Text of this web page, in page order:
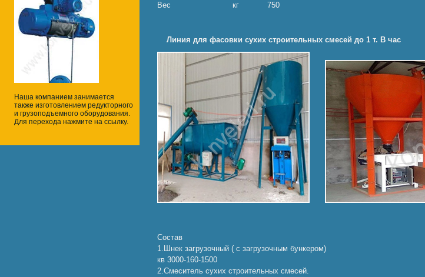
Наша компанием занимается
также изготовлением редукторного
и грузоподъемного оборудования.
Для перехода нажмите на ссылку.
Вес
кг 750
Линия для фасовки сухих строительных смесей до 1 т. В час
Состав
1.Шнек загрузочный ( с загрузочным бункером)
кв 3000-160-1500
2.Смеситель сухих строительных смесей.